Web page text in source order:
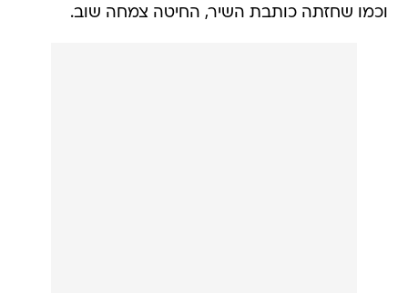
וכמו שחזתה כותבת השיר, החיטה צמחה שוב.